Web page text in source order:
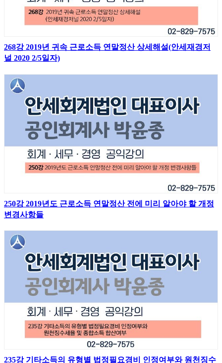
268강 2019년 귀속 근로소득 연말정산 상세해설(안세재경저
널 2020 2/5일자)
250강 2019년도 근로소득 연말정산 전에 미리 알아야 할 개정
변경사항들
235강 기타소득의 유형별 법정필요경비 인정여부와 원천징수